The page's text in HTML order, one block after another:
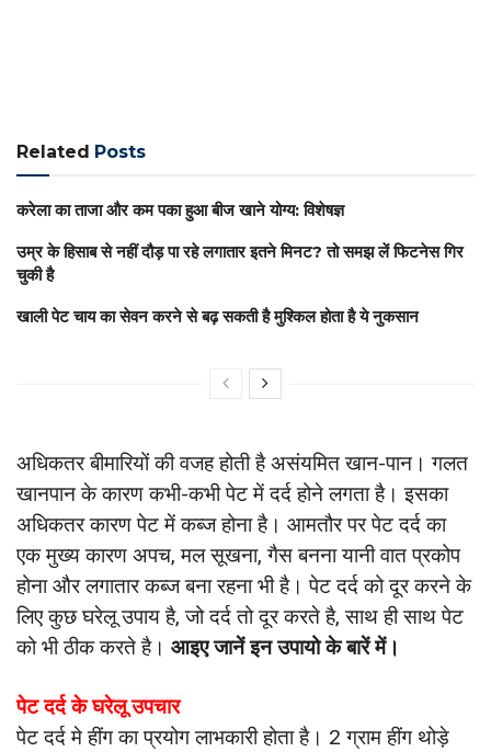
Related Posts
करेला का ताजा और कम पका हुआ बीज खाने योग्य: विशेषज्ञ
उम्र के हिसाब से नहीं दौड़ पा रहे लगातार इतने मिनट? तो समझ लें फिटनेस गिर
चुकी है
खाली पेट चाय का सेवन करने से बढ़ सकती है मुश्किल होता है ये नुकसान
अधिकतर बीमारियों की वजह होती है असंयमित खान-पान। गलत
खानपान के कारण कभी-कभी पेट में दर्द होने लगता है। इसका
अधिकतर कारण पेट में कब्ज होना है। आमतौर पर पेट दर्द का
एक मुख्य कारण अपच, मल सूखना, गैस बनना यानी वात प्रकोप
होना और लगातार कब्ज बना रहना भी है। पेट दर्द को दूर करने के
लिए कुछ घरेलू उपाय है, जो दर्द तो दूर करते है, साथ ही साथ पेट
को भी ठीक करते है। आइए जानें इन उपायो के बारें में।
पेट दर्द के घरेलू उपचार
पेट दर्द मे हींग का प्रयोग लाभकारी होता है। 2 ग्राम हींग थोड़े